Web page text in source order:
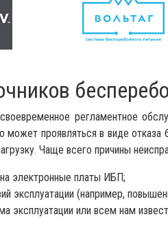
регламентное
может проявляться в виде
Чаще всего причины
электронные платы ИБП;
эксплуатации (например,
эксплуатации или всем нам